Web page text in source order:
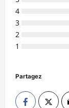
4
3
2
1
Partagez